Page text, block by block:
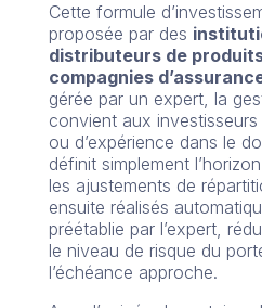
Cette formule
proposée par des
distributeurs de
compagnies
gérée par un expert, la
convient aux
ou d’expérience dans le
définit simplement
les ajustements de
ensuite réalisés
préétablie par l’expert,
le niveau de risque du
l’échéance approche.